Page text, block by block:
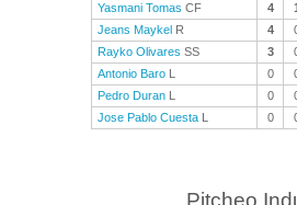
Yasmani Tomas CF 4
Jeans Maykel R 4
Rayko Olivares SS 3
Antonio Baro L 0
Pedro Duran L 0
Jose Pablo Cuesta L 0
Pitcheo